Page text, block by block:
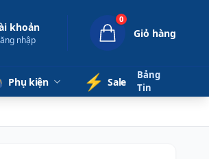
khoản
nhập
0
Giỏ hàng
Phụ kiện ⚡️ Sale
Bảng
Tin